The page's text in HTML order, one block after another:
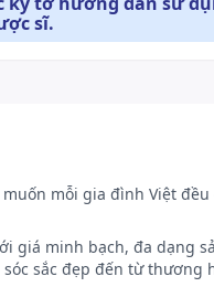
hợp và giải phóng
Ngoài ra, mometason
của con người.
sĩ.
mỗi gia đình Việt
giá minh bạch, đa dạng
sắc đẹp đến từ